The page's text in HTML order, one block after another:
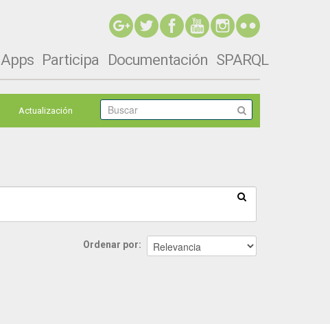
Apps Participa Documentación SPARQL
Actualización
Ordenar por